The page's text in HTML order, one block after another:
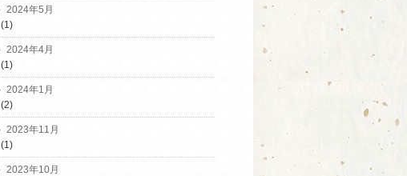
2024年5月
(1)
2024年4月
(1)
2024年1月
(2)
2023年11月
(1)
2023年10月